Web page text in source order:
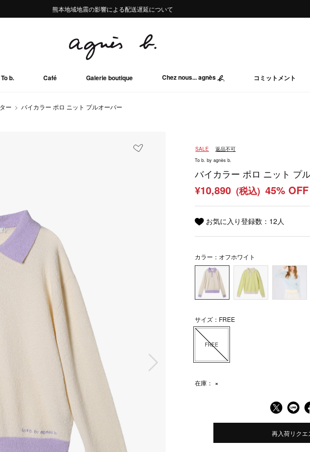
熊本地域地震の影響による配送遅延について
Summer Sale 2buy10%OFF!!
熊本地域地震の影響による配送遅延について
Summer Sale 2buy10%OFF!!
To b. Café Galerie boutique Chez nous... agnès コミットメント
ー バイカラー ポロ ニット プルオーバー
SALE 返品不可
To b. by agnès b.
バイカラー ポロ ニット プ
¥10,890 (税込) 45% OFF
お気に入り登録数： 12人
カラー：オフホワイト
サイズ：FREE
FREE
在庫： ×
再入荷リクエ